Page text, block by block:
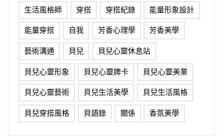
生活風格師 穿搭 穿搭紀錄 能量形象設計
能量穿搭 自我 芳香心理學 芳香美學
藝術溝通 貝兒 貝兒心靈休息站
貝兒心靈形象 貝兒心靈牌卡 貝兒心靈美業
貝兒心靈藝術 貝兒生活美學 貝兒生活風格
貝兒穿搭風格 貝語錄 關係 香氛美學